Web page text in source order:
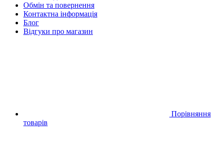
Обмін та повернення
Контактна інформація
Блог
Відгуки про магазин
Порівняння
товарів